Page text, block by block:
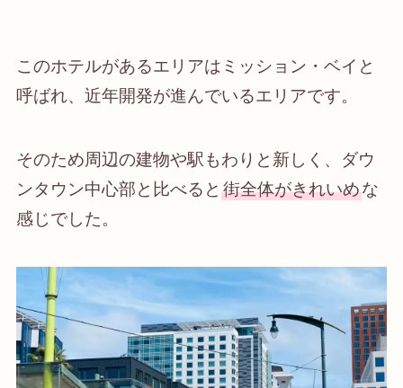
このホテルがあるエリアはミッション・ベイと
呼ばれ、近年開発が進んでいるエリアです。
そのため周辺の建物や駅もわりと新しく、ダウ
ンタウン中心部と比べると 街全体がきれいめな
感じでした。